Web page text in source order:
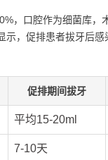
，口腔作为细菌库，
示，促排患者拔牙后感
促排期间拔牙
平均15-20ml
7-10天